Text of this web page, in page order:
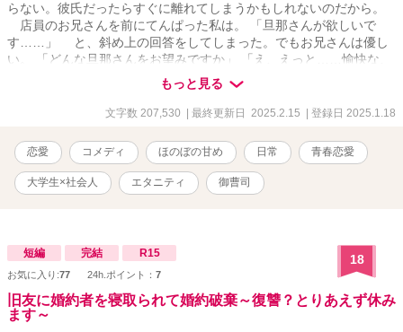
らない。彼氏だったらすぐに離れてしまうかもしれないのだから。
店員のお兄さんを前にてんぱった私は。 「旦那さんが欲しいで
す……」 と、斜め上の回答をしてしまった。でもお兄さんは優し
い。 「どんな旦那さんをお望みですか」 「え、えっと……愉快な、
旦那さん？」 そしてお兄さんは自分を指差した。 「僕が、お客様
のお探しの『愉快な旦那さん』ですよ」 そこから始まる恋のお話
です。大学生女子と社会人男子（御曹司)。ほのぼのとした日常恋愛
もっと見る
文字数 207,530 | 最終更新日 2025.2.15 | 登録日 2025.1.18
恋愛 コメディ ほのぼの甘め 日常 青春恋愛
大学生×社会人 エタニティ 御曹司
短編 完結 R15
お気に入り:77 24h.ポイント： 7
18
旧友に婚約者を寝取られて婚約破棄～復讐？とりあえず休み
ます～